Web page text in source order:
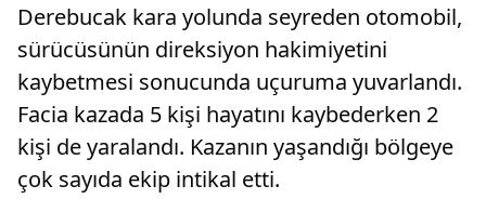
Derebucak kara yolunda seyreden otomobil,
sürücüsünün direksiyon hakimiyetini
kaybetmesi sonucunda uçuruma yuvarlandı.
Facia kazada 5 kişi hayatını kaybederken 2
kişi de yaralandı. Kazanın yaşandığı bölgeye
çok sayıda ekip intikal etti.